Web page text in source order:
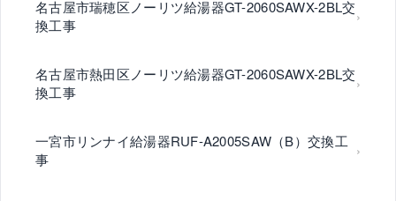
名古屋市瑞穂区ノーリツ給湯器GT-2060SAWX-2BL交
換工事
名古屋市熱田区ノーリツ給湯器GT-2060SAWX-2BL交
換工事
一宮市リンナイ給湯器RUF-A2005SAW（B）交換工
事